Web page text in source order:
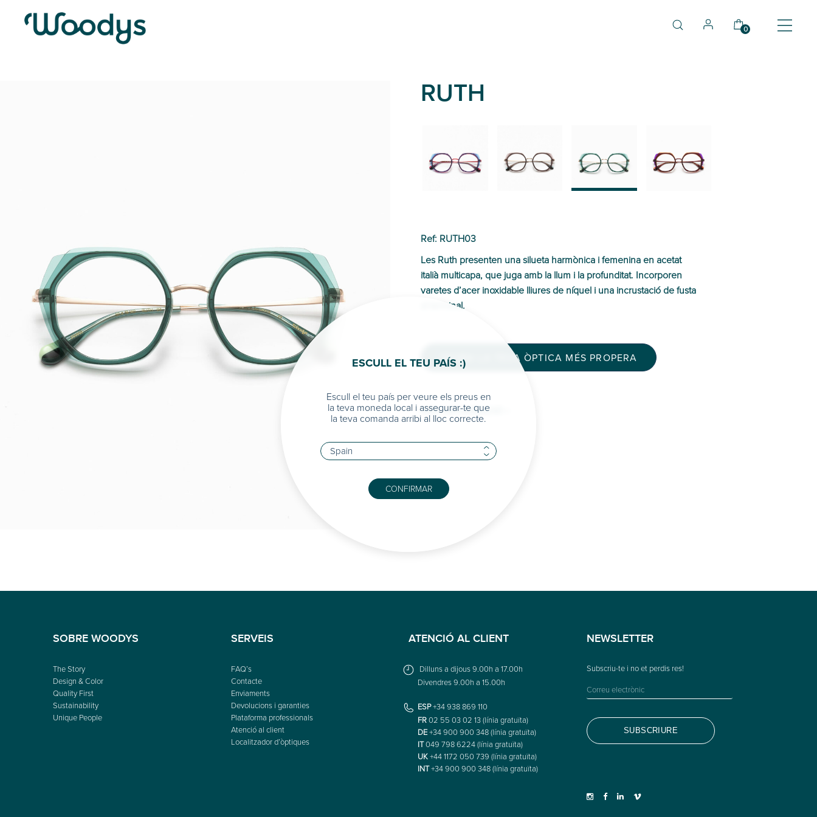
0
RUTH
Ref: RUTH03
Les Ruth presenten una silueta harmònica i femenina en acetat
italià multicapa, que juga amb la llum i la profunditat. Incorporen
varetes d’acer inoxidable lliures de níquel i una incrustació de fusta
al terminal.
TROBA LA TEVA ÒPTICA MÉS PROPERA
MÉS INFORMACIÓ >
SOBRE WOODYS
The Story
Design & Color
Quality First
Sustainability
Unique People
SERVEIS
FAQ’s
Contacte
Enviaments
Devolucions i garanties
Plataforma professionals
Atenció al client
Localitzador d’òptiques
ATENCIÓ AL CLIENT
Dilluns a dijous 9.00h a 17.00h
Divendres 9.00h a 15.00h
ESP+34 938 869 110
FR02 55 03 02 13 (línia gratuïta)
DE+34 900 900 348 (línia gratuïta)
IT049 798 6224 (línia gratuïta)
UK+44 1172 050 739 (línia gratuïta)
INT+34 900 900 348 (línia gratuïta)
NEWSLETTER
ESCULL EL TEU PAÍS :)
Escull el teu país per veure els preus en
la teva moneda local i assegurar-te que
la teva comanda arribi al lloc correcte.
CONFIRMAR